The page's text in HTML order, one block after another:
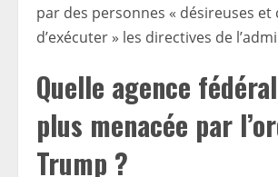
par des personnes « désireuses et
d’exécuter » les directives de
Quelle agence
plus menacée par
Trump ?